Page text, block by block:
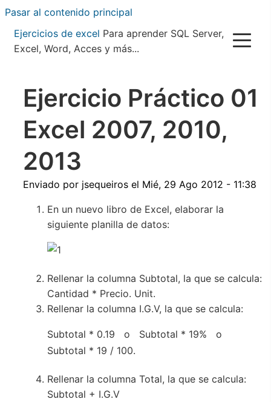
Pasar al contenido principal
Ejercicios de excel Para aprender SQL Server,
Excel, Word, Acces y más...
Ejercicio Práctico 01
Excel 2007, 2010,
2013
Enviado por jsequeiros el Mié, 29 Ago 2012 - 11:38
En un nuevo libro de Excel, elaborar la
siguiente planilla de datos:
Rellenar la columna Subtotal, la que se calcula:
Cantidad * Precio. Unit.
Rellenar la columna I.G.V, la que se calcula:
Subtotal * 0.19 o Subtotal * 19% o
Subtotal * 19 / 100.
Rellenar la columna Total, la que se calcula:
Subtotal + I.G.V